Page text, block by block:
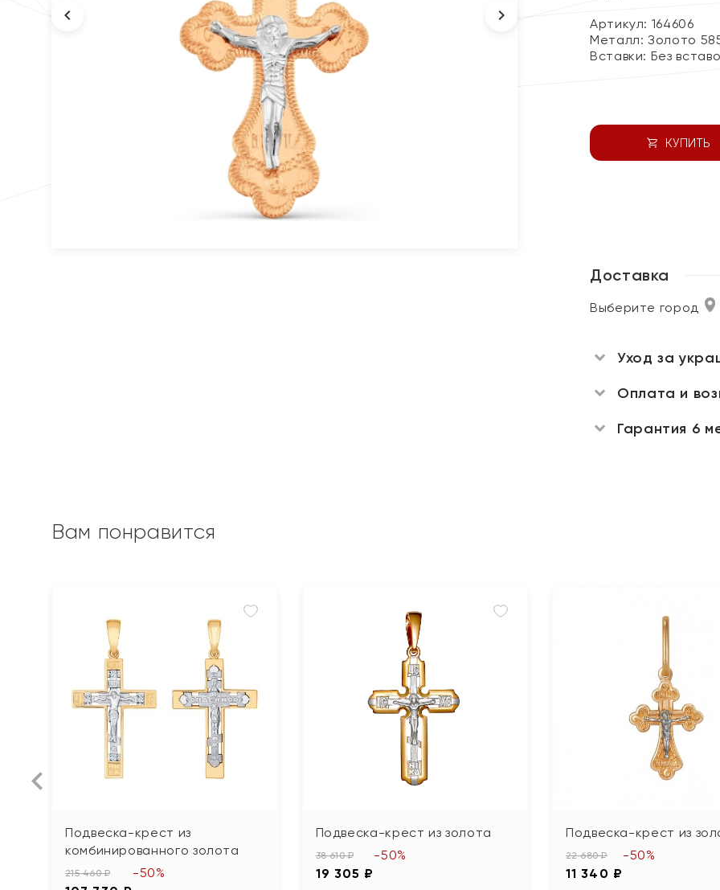
Артикул: 164606
Металл:Золото
Вставки: Без
КУПИТЬ
Доставка
Выберите город
Уход за
Оплата и
Гарантия 6
Вам понравится
Подвеска-крест из
комбинированного золота
215 460 ₽ -50%
Подвеска-крест из золота
38 610 ₽
19 305 ₽
-50%
Подвеска-крест из
22 680 ₽
11 340 ₽
-50%